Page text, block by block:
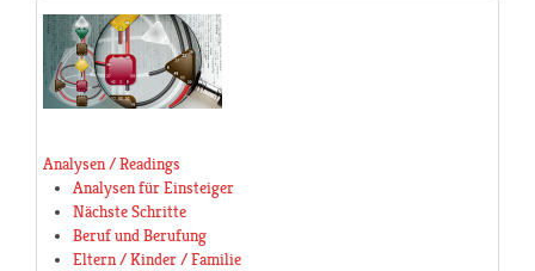
Analysen / Readings
Analysen für Einsteiger
Nächste Schritte
Beruf und Berufung
Eltern / Kinder / Familie